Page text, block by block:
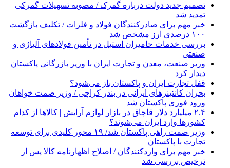
تصمیم جدید دولت درباره گمرک / مصوبه تسهیلات گمرکی
تمدید شد
خبر مهم برای صادرکنندگان فولاد و فلزات / تکلیف بازگشت
۱۰۰ درصدی ارز مشخص شد
بررسی خدمات حامیران استیل در تأمین فولادهای آلیاژی و
صنعتی
وزیر صنعت، معدن و تجارت ایران با وزیر بازرگانی پاکستان
دیدار کرد
قفل تجارت ایران و پاکستان باز می‌شود؟
بحران کانتینر‌های ایرانی در بندر کراچی / وزیر صمت خواهان
ورود فوری پاکستان شد
۲.۴ میلیارد دلار قاچاق در بازار لوازم آرایش | کالاها از کدام
کشورها وارد ایران می‌شوند؟
وزیر صمت راهی پاکستان شد/ ۱۹ محور کلیدی برای توسعه
تجارت با پاکستان
خبر مهم برای واردکنندگان / اصلاح اظهارنامه کالا پس از
ترخیص بررسی شد